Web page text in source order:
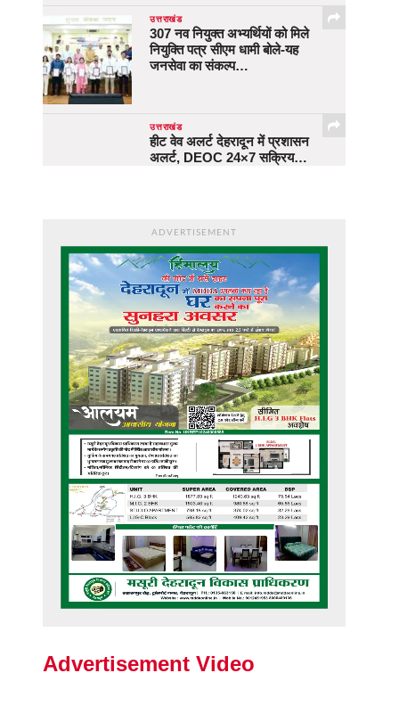
उत्तराखंड
307 नव नियुक्त अभ्यर्थियों को मिले
नियुक्ति पत्र सीएम धामी बोले-यह
जनसेवा का संकल्प…
उत्तराखंड
हीट वेव अलर्ट देहरादून में प्रशासन
अलर्ट, DEOC 24×7 सक्रिय…
ADVERTISEMENT
Advertisement Video